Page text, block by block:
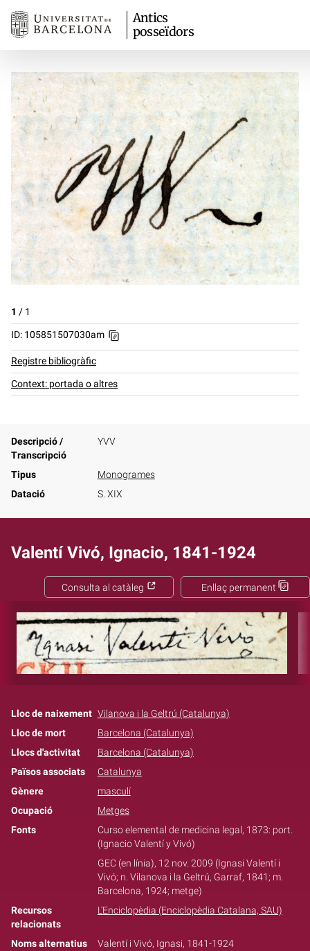
Antics
posseïdors
1 / 1
ID: 105851507030am
Registre bibliogràfic
Context: portada o altres
Descripció /
Transcripció
YVV
Tipus
Monogrames
Datació
S. XIX
Valentí Vivó, Ignacio, 1841-1924
Enllaç permanent
Consulta al catàleg
Lloc de naixement Vilanova i la Geltrú (Catalunya)
Lloc de mort
Barcelona (Catalunya)
Llocs d'activitat
Barcelona (Catalunya)
Països associats
Catalunya
Gènere
masculí
Ocupació
Metges
Fonts
Curso elemental de medicina legal, 1873: port.
(Ignacio Valentí y Vivó)
GEC (en línia), 12 nov. 2009 (Ignasi Valentí i
Vivó; n. Vilanova i la Geltrú, Garraf, 1841; m.
Barcelona, 1924; metge)
Recursos
relacionats
L'Enciclopèdia (Enciclopèdia Catalana, SAU)
Noms alternatius
Valentí i Vivó, Ignasi, 1841-1924